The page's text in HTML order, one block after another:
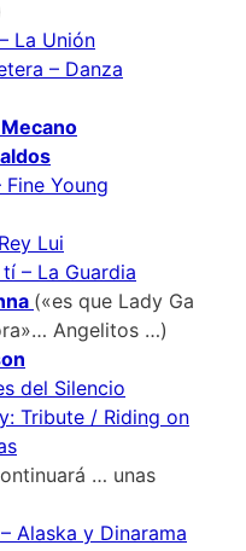
La Unión
– Danza
Young
Lui
– La Guardia
(«es que Lady Ga
Angelitos …)
del Silencio
Tribute / Riding on
… unas
Alaska y Dinarama